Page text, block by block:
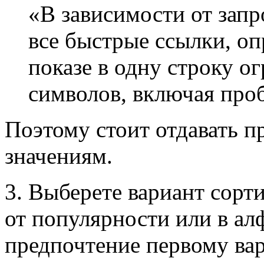
«В зависимости от
все быстрые ссылки,
показе в одну строку
символов, включая
Поэтому стоит отдавать
значениям.
3. Выберете вариант
от популярности или в
предпочтение первому